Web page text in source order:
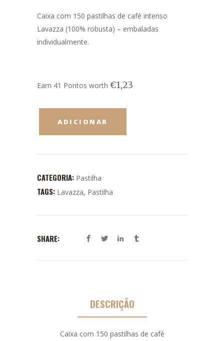
Caixa com 150 pastilhas de café intenso
Lavazza (100% robusta) – embaladas
individualmente.
Earn 41 Pontos worth €1,23
ADICIONAR
CATEGORIA: Pastilha
TAGS: Lavazza, Pastilha
SHARE:
DESCRIÇÃO
Caixa com 150 pastilhas de café